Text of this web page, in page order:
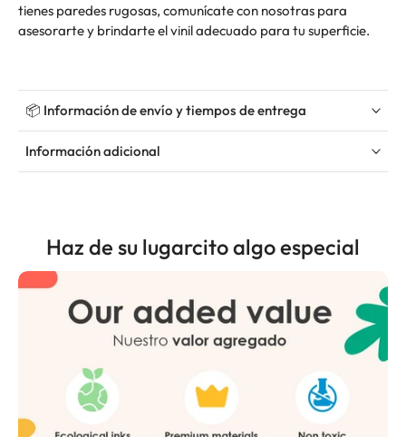
tienes paredes rugosas, comunícate con nosotras para
asesorarte y brindarte el vinil adecuado para tu superficie.
📦 Información de envío y tiempos de entrega
Información adicional
Haz de su lugarcito algo especial